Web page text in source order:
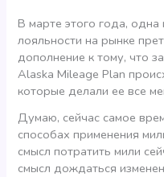
В марте этого года,
лояльности на рынке
дополнение к тому, что
Alaska Mileage Plan
которые делали ее все
Думаю, сейчас самое
способах применения
смысл потратить мили
смысл дождаться